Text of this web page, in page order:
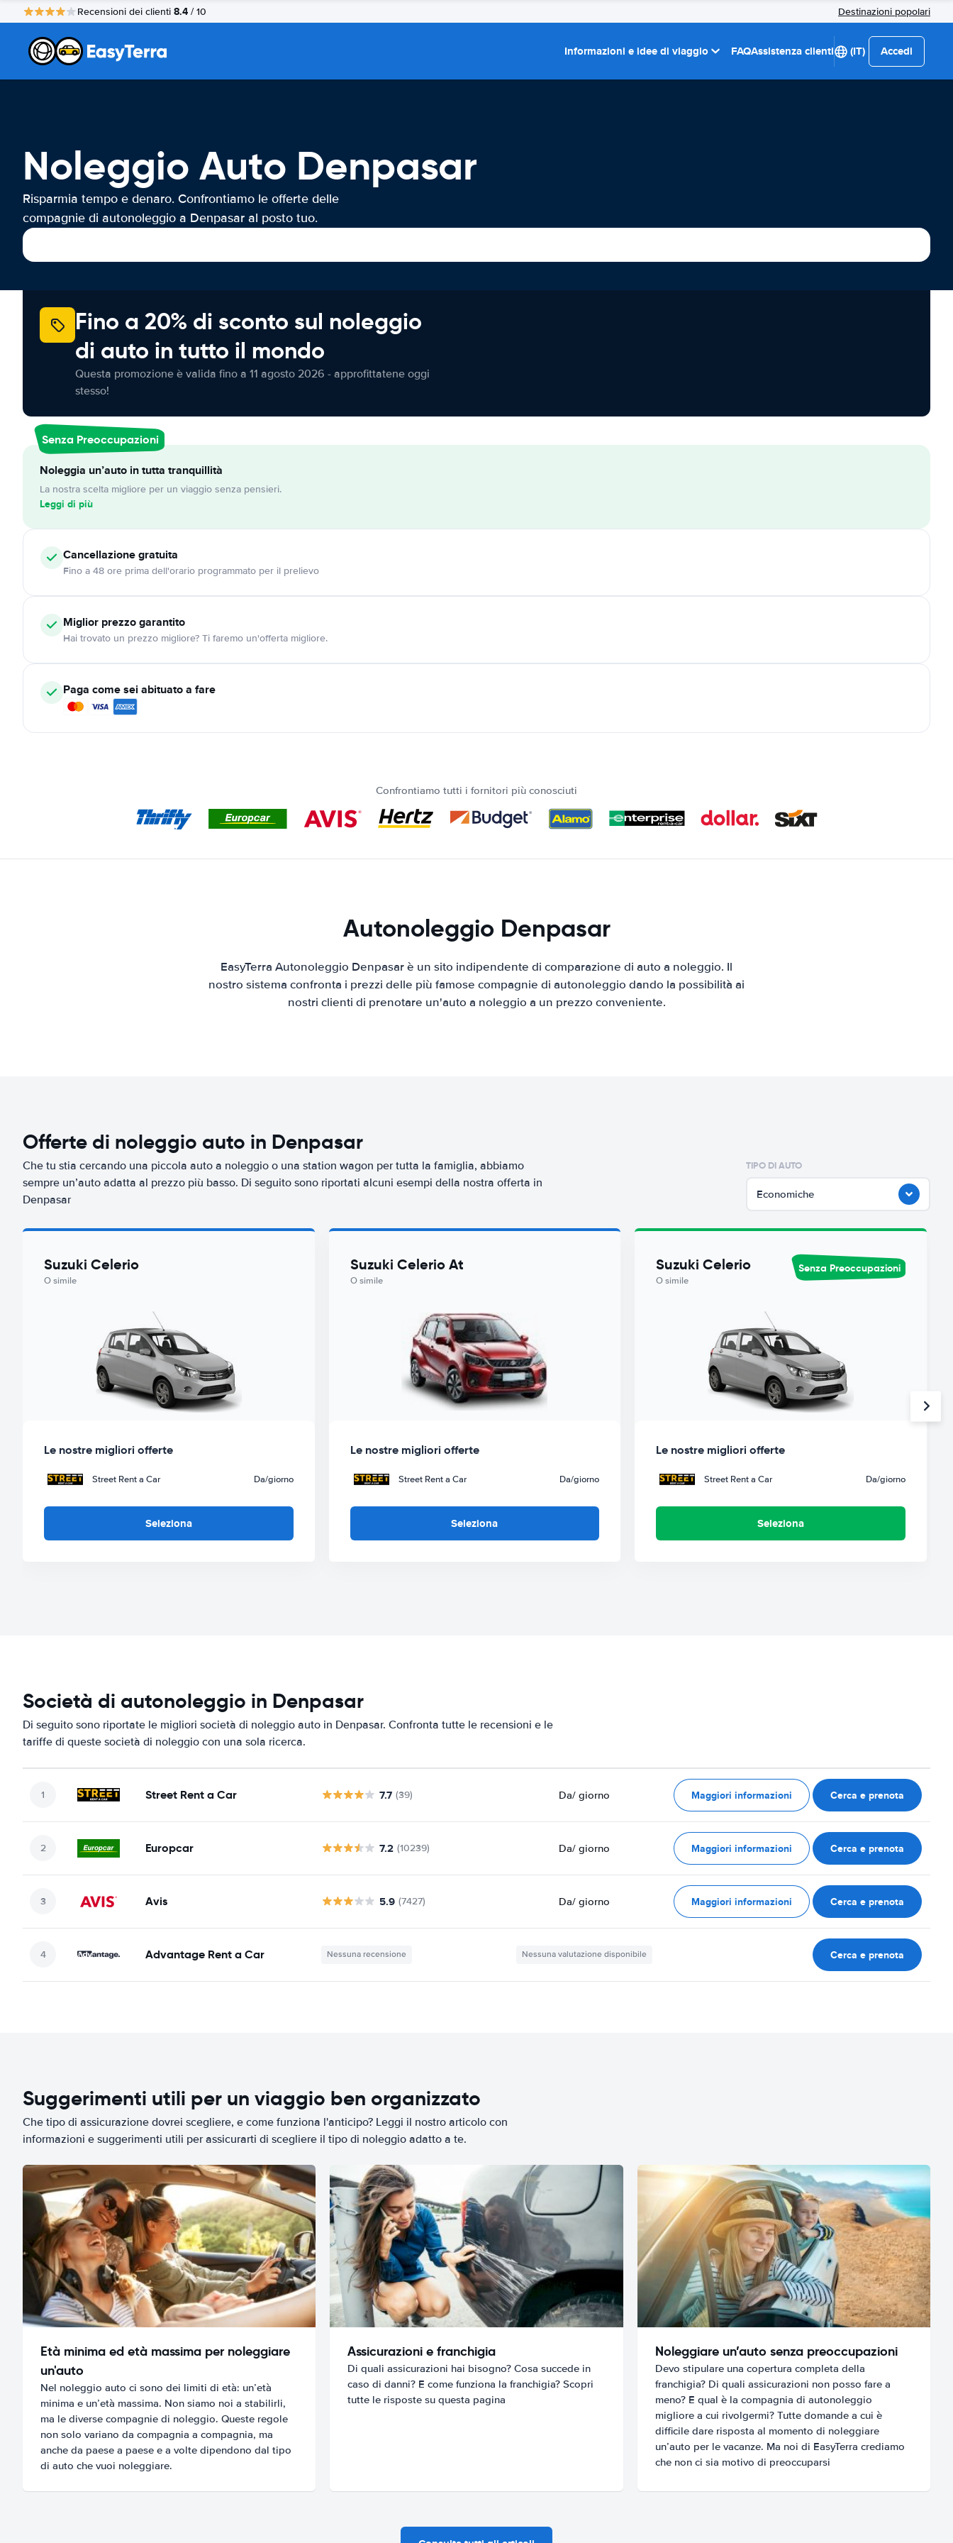
Recensioni dei clienti 8.4 / 10 Destinazioni popolari
Informazioni e idee di viaggio FAQAssistenza clienti (IT) Accedi
Noleggio Auto Denpasar
Risparmia tempo e denaro. Confrontiamo le offerte delle
compagnie di autonoleggio a Denpasar al posto tuo.
Fino a 20% di sconto sul noleggio
di auto in tutto il mondo
Questa promozione è valida fino a 11 agosto 2026 - approfittatene oggi
stesso!
Senza Preoccupazioni
Noleggia un’auto in tutta tranquillità
La nostra scelta migliore per un viaggio senza pensieri.
Leggi di più
Cancellazionegratuita
Fino a 48 ore prima dell'orario programmato per il prelievo
Miglior prezzo garantito
Hai trovato un prezzo migliore? Ti faremo un'offerta migliore.
Paga come sei abituato a fare
Confrontiamo tutti i fornitori più conosciuti
Autonoleggio Denpasar
EasyTerra Autonoleggio Denpasar è un sito indipendente di comparazione di auto a noleggio. Il
nostro sistema confronta i prezzi delle più famose compagnie di autonoleggio dando la possibilità ai
nostri clienti di prenotare un'auto a noleggio a un prezzo conveniente.
Offerte di noleggio auto in Denpasar
Che tu stia cercando una piccola auto a noleggio o una station wagon per tutta la famiglia, abbiamo
sempre un’auto adatta al prezzo più basso. Di seguito sono riportati alcuni esempi della nostra offerta in
Denpasar
TIPO DI AUTO
Economiche
Suzuki Celerio
O simile
Le nostre migliori offerte
Street Rent a Car Da/giorno
Seleziona
Suzuki Celerio At
O simile
Le nostre migliori offerte
Street Rent a Car Da/giorno
Seleziona
Suzuki Celerio
O simile
Senza Preoccupazioni
Le nostre migliori offerte
Street Rent a Car Da/giorno
Seleziona
Società di autonoleggio in Denpasar
Di seguito sono riportate le migliori società di noleggio auto in Denpasar. Confronta tutte le recensioni e le
tariffe di queste società di noleggio con una sola ricerca.
Street Rent a Car 7.7 (39) Da/ giorno Maggiori informazioni Cerca e prenota
Europcar 7.2 (10239) Da/ giorno Maggiori informazioni Cerca e prenota
Avis 5.9 (7427) Da/ giorno Maggiori informazioni Cerca e prenota
Advantage Rent a Car Nessuna recensione Nessuna valutazione disponibile Cerca e prenota
Suggerimenti utili per un viaggio ben organizzato
Che tipo di assicurazione dovrei scegliere, e come funziona l'anticipo? Leggi il nostro articolo con
informazioni e suggerimenti utili per assicurarti di scegliere il tipo di noleggio adatto a te.
Età minima ed età massima per noleggiare
un'auto
Nel noleggio auto ci sono dei limiti di età: un’età
minima e un’età massima. Non siamo noi a stabilirli,
ma le diverse compagnie di noleggio. Queste regole
non solo variano da compagnia a compagnia, ma
anche da paese a paese e a volte dipendono dal tipo
di auto che vuoi noleggiare.
Assicurazioni e franchigia
Di quali assicurazioni hai bisogno? Cosa succede in
caso di danni? E come funziona la franchigia? Scopri
tutte le risposte su questa pagina
Noleggiare un’auto senza preoccupazioni
Devo stipulare una copertura completa della
franchigia? Di quali assicurazioni non posso fare a
meno? E qual è la compagnia di autonoleggio
migliore a cui rivolgermi? Tutte domande a cui è
difficile dare risposta al momento di noleggiare
un’auto per le vacanze. Ma noi di EasyTerra crediamo
che non ci sia motivo di preoccuparsi